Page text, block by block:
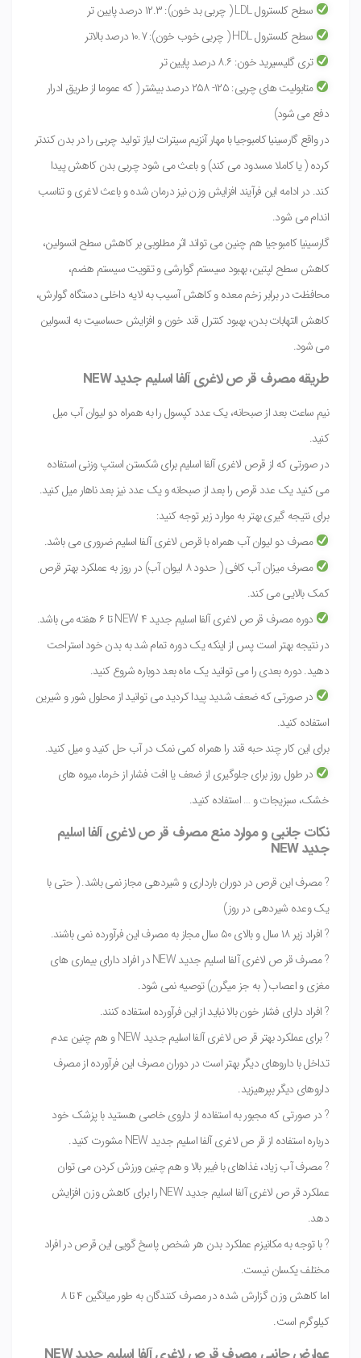
سطح کلسترول LDL ( چربی بد خون): ۱۲.۳ درصد پایین تر
سطح کلسترول HDL ( چربی خوب خون): ۱۰.۷ درصد بالاتر
تری گلیسیرید خون: ۸.۶ درصد پایین تر
متابولیت های چربی: ۱۲۵- ۲۵۸ درصد بیشتر ( که عموما از طریق ادرار
دفع می شود)
در واقع گارسینیا کامبوجیا با مهار آنزیم سیترات لیاز تولید چربی را در بدن کندتر
کرده ( یا کاملا مسدود می کند) و باعث می شود چربی بدن کاهش پیدا
کند. در ادامه این فرآیند افزایش وزن نیز درمان شده و باعث لاغری و تناسب
اندام می شود.
گارسینیا کامبوجیا هم چنین می تواند اثر مطلوبی بر کاهش سطح انسولین،
کاهش سطح لپتین، بهبود سیستم گوارشی و تقویت سیستم هضم،
محافظت در برابر زخم معده و کاهش آسیب به لایه داخلی دستگاه گوارش،
کاهش التهابات بدن، بهبود کنترل قند خون و افزایش حساسیت به انسولین
می شود.
طریقه مصرف قر ص لاغری آلفا اسلیم جدید NEW
نیم ساعت بعد از صبحانه، یک عدد کپسول را به همراه دو لیوان آب میل
کنید.
در صورتی که از قرص لاغری آلفا اسلیم برای شکستن استپ وزنی استفاده
می کنید یک عدد قرص را بعد از صبحانه و یک عدد نیز بعد ناهار میل کنید.
برای نتیجه گیری بهتر به موارد زیر توجه کنید:
مصرف دو لیوان آب همراه با قرص لاغری آلفا اسلیم ضروری می باشد.
مصرف میزان آب کافی ( حدود ۸ لیوان آب) در روز به عملکرد بهتر قرص
کمک بالایی می کند.
دوره مصرف قر ص لاغری آلفا اسلیم جدید NEW ۴ تا ۶ هفته می باشد.
در نتیجه بهتر است پس از اینکه یک دوره تمام شد به بدن خود استراحت
دهید. دوره بعدی را می توانید یک ماه بعد دوباره شروع کنید.
در صورتی که ضعف شدید پیدا کردید می توانید از محلول شور و شیرین
استفاده کنید.
برای این کار چند حبه قند را همراه کمی نمک در آب حل کنید و میل کنید.
در طول روز برای جلوگیری از ضعف یا افت فشار از خرما، میوه های
خشک، سبزیجات و … استفاده کنید.
نکات جانبی و موارد منع مصرف قر ص لاغری آلفا اسلیم
جدید NEW
? مصرف این قرص در دوران بارداری و شیردهی مجاز نمی باشد. ( حتی با
یک وعده شیردهی در روز)
? افراد زیر ۱۸ سال و بالای ۵۰ سال مجاز به مصرف این فرآورده نمی باشند.
? مصرف قر ص لاغری آلفا اسلیم جدید NEW در افراد دارای بیماری های
مغزی و اعصاب ( به جز میگرن) توصیه نمی شود.
? افراد دارای فشار خون بالا نباید از این فرآورده استفاده کنند.
? برای عملکرد بهتر قر ص لاغری آلفا اسلیم جدید NEW و هم چنین عدم
تداخل با داروهای دیگر بهتر است در دوران مصرف این فرآورده از مصرف
داروهای دیگر بپرهیزید.
? در صورتی که مجبور به استفاده از داروی خاصی هستید با پزشک خود
درباره استفاده از قر ص لاغری آلفا اسلیم جدید NEW مشورت کنید.
? مصرف آب زیاد، غذاهای با فیبر بالا و هم چنین ورزش کردن می توان
عملکرد قر ص لاغری آلفا اسلیم جدید NEW را برای کاهش وزن افزایش
دهد.
? با توجه به مکانیزم عملکرد بدن هر شخص پاسخ گویی این قرص در افراد
مختلف یکسان نیست.
اما کاهش وزن گزارش شده در مصرف کنندگان به طور میانگین ۴ تا ۸
کیلوگرم است.